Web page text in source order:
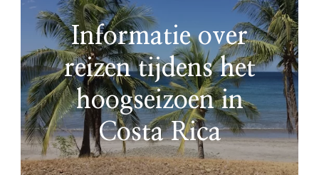
Informatie over
reizen tijdens het
hoogseizoen in
Costa Rica